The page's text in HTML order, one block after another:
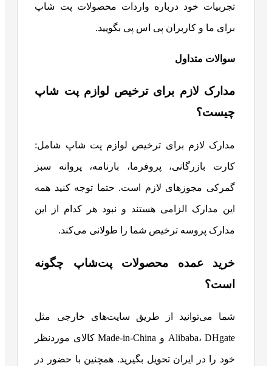
تجربیات خود درباره واردات محصولات پت شاپ
برای ما و کاربران پی اس پی بگویید.
سوالات متداول
مدارک لازم برای ترخیص لوازم پت شاپ
چیست؟
مدارک لازم برای ترخیص لوازم پت شاپ شامل:
کارت بازرگانی، پروفرما، بارنامه، پروانه سبز
گمرکی مجوزهای لازم است. حتما توجه کنید همه
این مدارک الزامی هستند و نبود هر کدام از این
مدارک پروسه ترخیص شما را طولانی می‌کند.
خرید عمده محصولات پت‌شاپ چگونه
است؟
شما می‌توانید از طریق سایت‌های خارجی مثل
Alibaba، DHgate و Made-in-China کالای موردنظر
خود را در ایران تحویل بگیرید. همچنین با حضور در